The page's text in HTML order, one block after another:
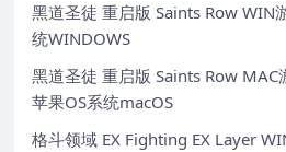
黑道圣徒 重启版 Saints Row WIN
统WINDOWS
黑道圣徒 重启版 Saints Row
苹果OS系统macOS
格斗领域 EX Fighting EX Layer